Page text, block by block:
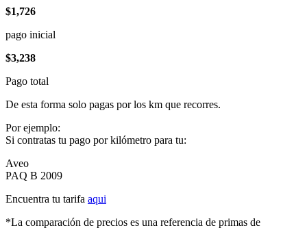
$1,726
pago inicial
$3,238
Pago total
De esta forma solo pagas por los km que recorres.
Por ejemplo:
Si contratas tu pago por kilómetro para tu:
Aveo
PAQ B 2009
Encuentra tu tarifa aqui
*La comparación de precios es una referencia de primas de